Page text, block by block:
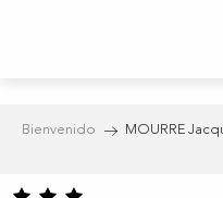
Bienvenido MOURRE